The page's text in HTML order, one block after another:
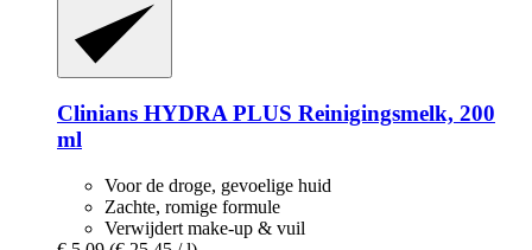
Clinians HYDRA PLUS Reinigingsmelk, 200
ml
Voor de droge, gevoelige huid
Zachte, romige formule
Verwijdert make-up & vuil